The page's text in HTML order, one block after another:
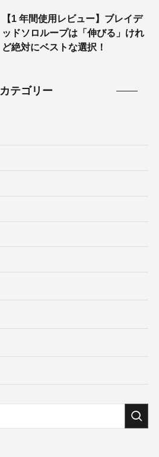
【1 年間使用レビュー】ブレイデ
ッドソロループは「伸びる」けれ
ど絶対にベストな選択！
カテゴリー